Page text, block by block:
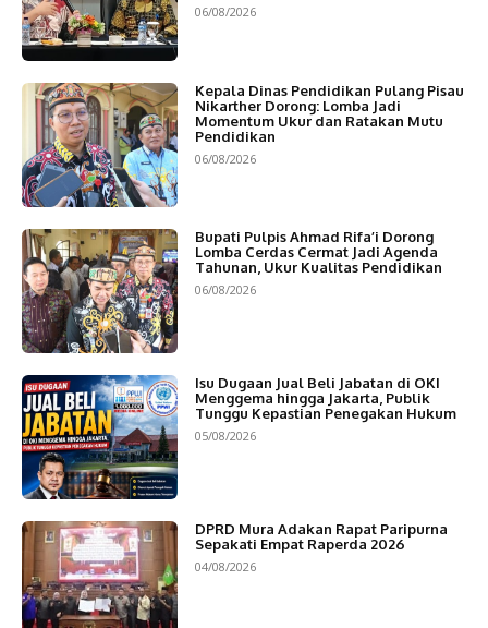
06/08/2026
Kepala Dinas Pendidikan Pulang Pisau
Nikarther Dorong: Lomba Jadi
Momentum Ukur dan Ratakan Mutu
Pendidikan
06/08/2026
Bupati Pulpis Ahmad Rifa’i Dorong
Lomba Cerdas Cermat Jadi Agenda
Tahunan, Ukur Kualitas Pendidikan
06/08/2026
Isu Dugaan Jual Beli Jabatan di OKI
Menggema hingga Jakarta, Publik
Tunggu Kepastian Penegakan Hukum
05/08/2026
DPRD Mura Adakan Rapat Paripurna
Sepakati Empat Raperda 2026
04/08/2026